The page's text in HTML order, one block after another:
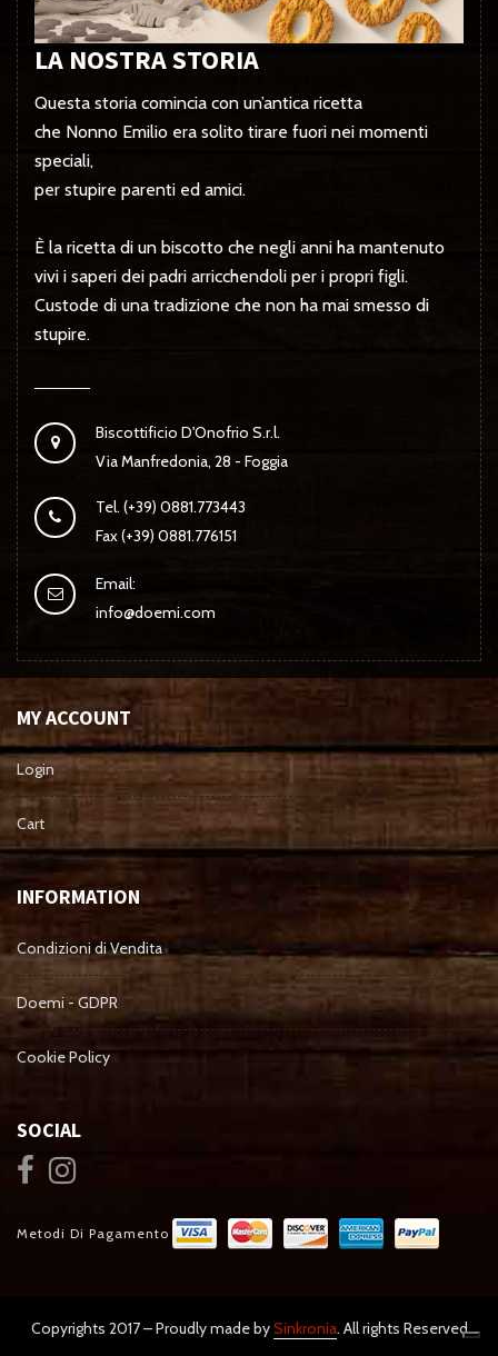
LA NOSTRA STORIA
Questa storia comincia con un’antica ricetta
che Nonno Emilio era solito tirare fuori nei momenti
speciali,
per stupire parenti ed amici.
È la ricetta di un biscotto che negli anni ha mantenuto
vivi i saperi dei padri arricchendoli per i propri figli.
Custode di una tradizione che non ha mai smesso di
stupire.
Biscottificio D'Onofrio S.r.l.
Via Manfredonia, 28 - Foggia
Tel. (+39) 0881.773443
Fax (+39) 0881.776151
Email:
info@doemi.com
MY ACCOUNT
Login
Cart
INFORMATION
Condizioni di Vendita
Doemi - GDPR
Cookie Policy
SOCIAL
Metodi Di Pagamento
Copyrights 2017 – Proudly made bySinkronia. All rights Reserved